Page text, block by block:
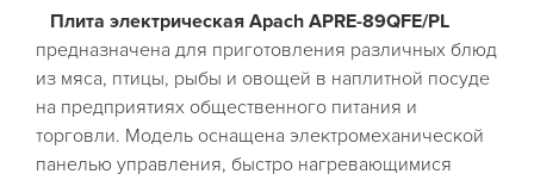
Плита электрическая Apach APRE-89QFE/PL
предназначена для приготовления различных блюд
из мяса, птицы, рыбы и овощей в наплитной посуде
на предприятиях общественного питания и
торговли. Модель оснащена электромеханической
панелью управления, быстро нагревающимися